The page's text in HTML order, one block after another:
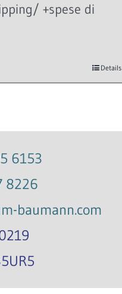
+spese di
Details
6153
8226
baumann.com